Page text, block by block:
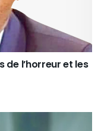
de l’horreur et les